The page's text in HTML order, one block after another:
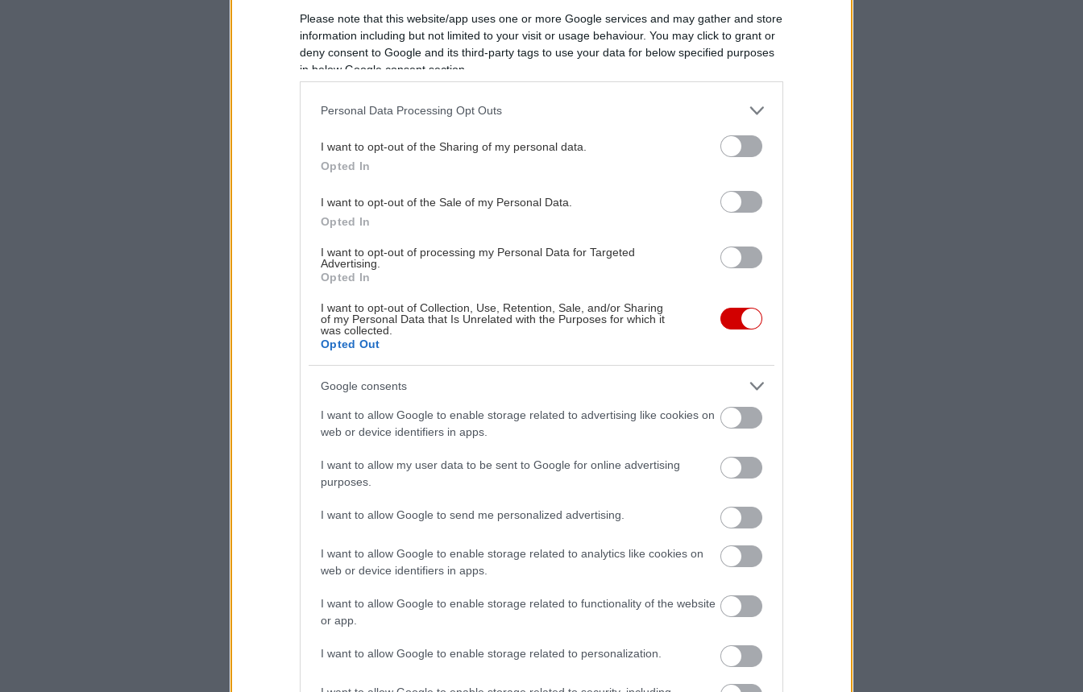
Please note that this website/app uses one or more Google services and may gather and store
information including but not limited to your visit or usage behaviour. You may click to grant or
deny consent to Google and its third-party tags to use your data for below specified purposes
in below Google consent section.
Personal Data Processing Opt Outs
I want to opt-out of the Sharing of my personal data.
Opted In
I want to opt-out of the Sale of my Personal Data.
Opted In
I want to opt-out of processing my Personal Data for Targeted
Advertising.
Opted In
I want to opt-out of Collection, Use, Retention, Sale, and/or Sharing
of my Personal Data that Is Unrelated with the Purposes for which it
was collected.
Opted Out
Google consents
I want to allow Google to enable storage related to advertising like cookies on
web or device identifiers in apps.
I want to allow my user data to be sent to Google for online advertising
purposes.
I want to allow Google to send me personalized advertising.
I want to allow Google to enable storage related to analytics like cookies on
web or device identifiers in apps.
I want to allow Google to enable storage related to functionality of the website
or app.
I want to allow Google to enable storage related to personalization.
Ο
ι Άγιοι Θεόδωροι της Κορινθίας είναι από τα μέρη εκείνα που σε
εκπλήσσουν ακριβώς επειδή δεν φαντάζεσαι ότι μπορούν να σε
εκπλήξουν. Είτε τους έχεις συνδέσει με τις οικογενειακές εξορμήσεις
τον απόλυτο, προσωπικό σου παράδεισο εδώ δεν περιμένεις να τον βρεις. Και όμως.
Κάτι λιγότερο από μια ώρα μακριά από την Αθήνα, το ολοκαίνουριο 5άστερο resort
της Brown Hotels ακροβατεί μεταξύ ουρανού και θάλασσας, βουτάει τα πόδια του
σε μια παραλία με κρυστάλλινα νερά, και μαζεύει τα βότσαλά της για να τα
στοιβάξει στην καμπυλωτή του πρόσοψη –έμπνευση, μια από τις πολλές για τις